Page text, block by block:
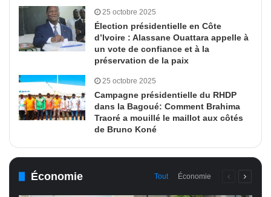
25 octobre 2025
Élection présidentielle en Côte
d’Ivoire : Alassane Ouattara appelle à
un vote de confiance et à la
préservation de la paix
25 octobre 2025
Campagne présidentielle du RHDP
dans la Bagoué: Comment Brahima
Traoré a mouillé le maillot aux côtés
de Bruno Koné
Économie Tout Économie
PagePage